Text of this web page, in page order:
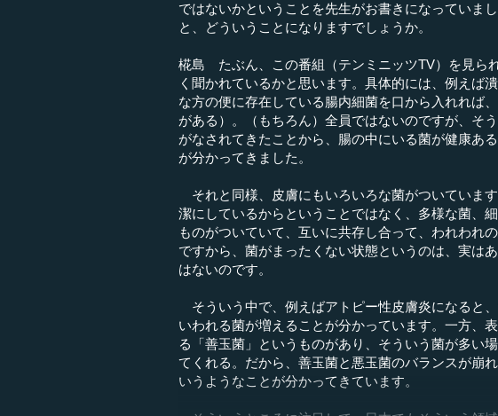
ではないかということを先生がお書きになっていま
と、どういうことになりますでしょうか。
椛島 たぶん、この番組（テンミニッツTV）を見ら
く聞かれているかと思います。具体的には、例えば
な方の便に存在している腸内細菌を口から入れれば
がある）。（もちろん）全員ではないのですが、そ
がなされてきたことから、腸の中にいる菌が健康あ
が分かってきました。
それと同様、皮膚にもいろいろな菌がついていま
潔にしているからということではなく、多様な菌、
ものがついていて、互いに共存し合って、われわれ
ですから、菌がまったくない状態というのは、実は
はないのです。
そういう中で、例えばアトピー性皮膚炎になると
いわれる菌が増えることが分かっています。一方、
る「善玉菌」というものがあり、そういう菌が多い
てくれる。だから、善玉菌と悪玉菌のバランスが崩
いうようなことが分かってきています。